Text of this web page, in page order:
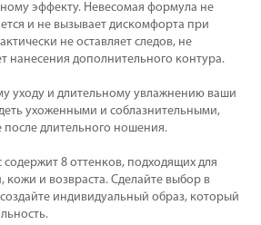
эффекту. Невесомая формула не
и не вызывает дискомфорта при
не оставляет следов, не
нанесения дополнительного контура.
уходу и длительному увлажнению ваши
ухоженными и соблазнительными,
длительного ношения.
8 оттенков, подходящих для
кожи и возвраста. Сделайте выбор в
индивидуальный образ, который